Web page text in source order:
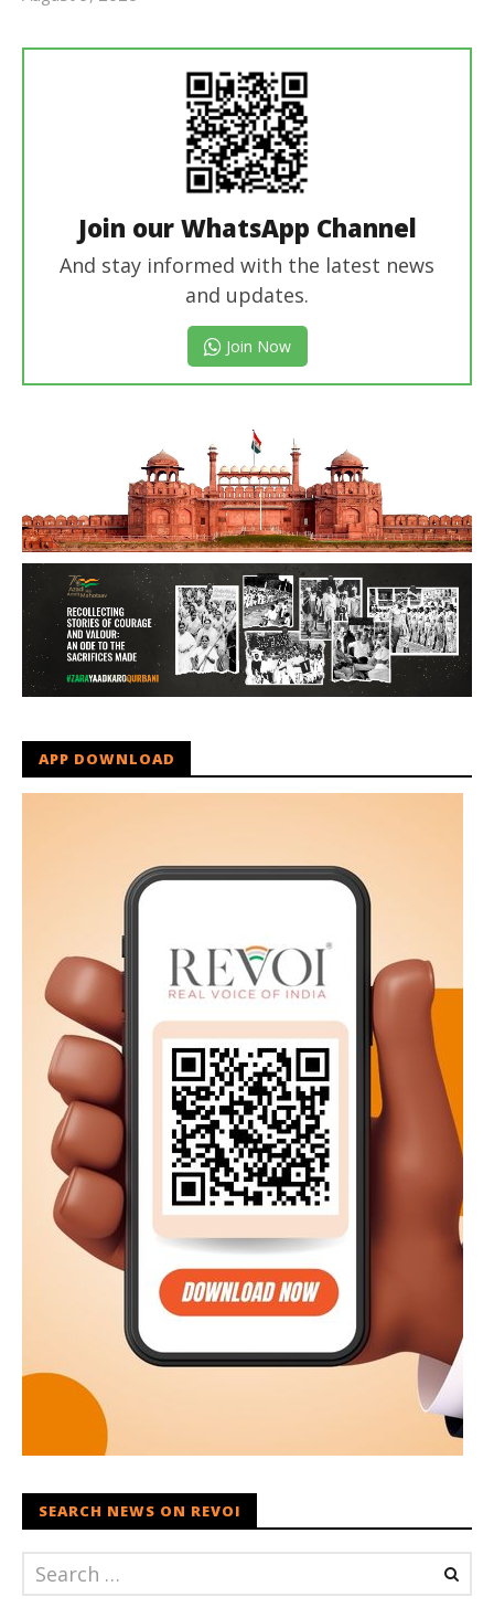
Join our WhatsApp Channel
And stay informed with the latest news
and updates.
Join Now
APP DOWNLOAD
SEARCH NEWS ON REVOI